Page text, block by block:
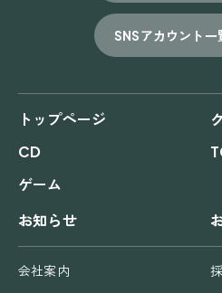
SNSアカウント一
トップページ
CD
ゲーム
お知らせ
会社案内